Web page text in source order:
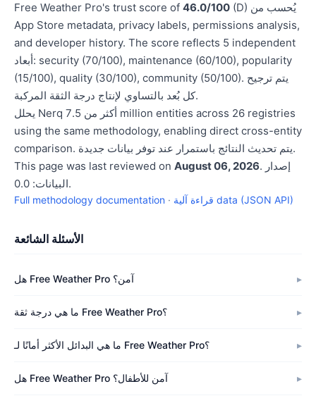
Free Weather Pro's trust score of 46.0/100 (D) يُحسب من
App Store metadata, privacy labels, permissions analysis,
and developer history. The score reflects 5 independent
أبعاد: security (70/100), maintenance (60/100), popularity
(15/100), quality (30/100), community (50/100). يتم ترجيح
كل بُعد بالتساوي لإنتاج درجة الثقة المركبة.
يحلل Nerq أكثر من 7.5 million entities across 26 registries
using the same methodology, enabling direct cross-entity
comparison. يتم تحديث النتائج باستمرار عند توفر بيانات جديدة.
This page was last reviewed on August 06, 2026. إصدار
البيانات: 0.0.
Full methodology documentation · قراءة آلية data (JSON API)
الأسئلة الشائعة
هل Free Weather Pro آمن؟
ما هي درجة ثقة Free Weather Pro؟
ما هي البدائل الأكثر أمانًا لـ Free Weather Pro؟
هل Free Weather Pro آمن للأطفال؟